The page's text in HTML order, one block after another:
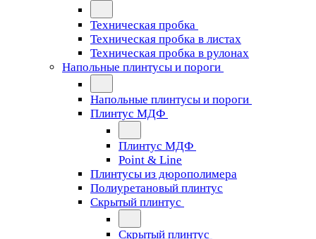
Техническая пробка
Техническая пробка в листах
Техническая пробка в рулонах
Напольные плинтусы и пороги
Напольные плинтусы и пороги
Плинтус МДФ
Плинтус МДФ
Point & Line
Плинтусы из дюрополимера
Полиуретановый плинтус
Скрытый плинтус
Скрытый плинтус